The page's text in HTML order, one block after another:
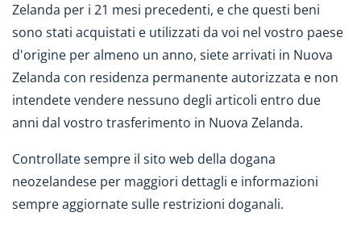
Zelanda per i 21 mesi precedenti, e che questi beni
sono stati acquistati e utilizzati da voi nel vostro paese
d'origine per almeno un anno, siete arrivati in Nuova
Zelanda con residenza permanente autorizzata e non
intendete vendere nessuno degli articoli entro due
anni dal vostro trasferimento in Nuova Zelanda.
Controllate sempre il sito web della dogana
neozelandese per maggiori dettagli e informazioni
sempre aggiornate sulle restrizioni doganali.